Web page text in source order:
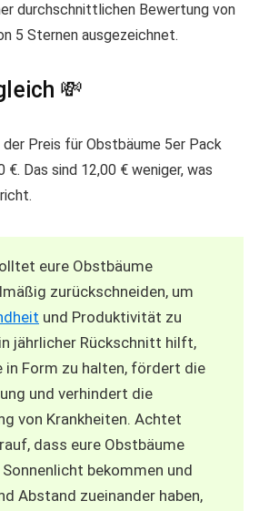
durchschnittlichen Bewertung von
5 Sternen ausgezeichnet.
💸
Preis für Obstbäume 5er Pack
€. Das sind 12,00 € weniger, was
eure Obstbäume
zurückschneiden, um
und Produktivität zu
jährlicher Rückschnitt hilft,
in Form zu halten, fördert die
und verhindert die
von Krankheiten. Achtet
dass eure Obstbäume
bekommen und
Abstand zueinander haben,